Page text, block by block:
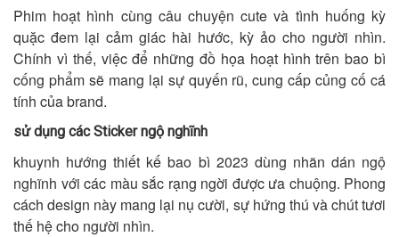
Phim hoạt hình cùng câu chuyện cute và tình huống kỳ
quặc đem lại cảm giác hài hước, kỳ ảo cho người nhìn.
Chính vì thế, việc để những đồ họa hoạt hình trên bao bì
cống phẩm sẽ mang lại sự quyến rũ, cung cấp củng cố cá
tính của brand.
sử dụng các Sticker ngộ nghĩnh
khuynh hướng thiết kế bao bì 2023 dùng nhãn dán ngộ
nghĩnh với các màu sắc rạng ngời được ưa chuộng. Phong
cách design này mang lại nụ cười, sự hứng thú và chút tươi
thế hệ cho người nhìn.